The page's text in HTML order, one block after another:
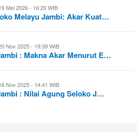
Mei 2026 - 16:20 WIB
Melayu Jambi: Akar Kuat…
Nov 2025 - 19:39 WIB
: Makna Akar Menurut E…
Nov 2025 - 14:41 WIB
: Nilai Agung Seloko J…